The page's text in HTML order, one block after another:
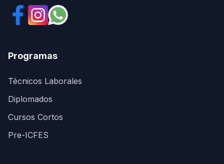
Programas
Técnicos Laborales
Diplomados
Cursos Cortos
Pre-ICFES